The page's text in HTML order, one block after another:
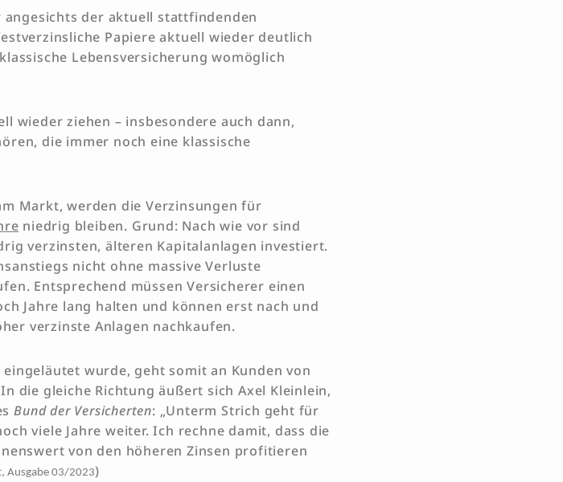
der aktuell stattfindenden
Papiere aktuell wieder deutlich
Lebensversicherung womöglich
wieder ziehen – insbesondere auch dann,
die immer noch eine klassische
Markt, werden die Verzinsungen für
niedrig bleiben. Grund: Nach wie vor sind
verzinsten, älteren Kapitalanlagen investiert.
nicht ohne massive Verluste
Entsprechend müssen Versicherer einen
Jahre lang halten und können erst nach und
verzinste Anlagen nachkaufen.
wurde, geht somit an Kunden von
die gleiche Richtung äußert sich Axel Kleinlein,
Bund der Versicherten: „Unterm Strich geht für
viele Jahre weiter. Ich rechne damit, dass die
von den höheren Zinsen profitieren
Ausgabe 03/2023)